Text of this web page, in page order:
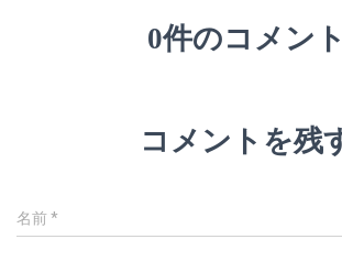
0件のコメント
コメントを残
名前*